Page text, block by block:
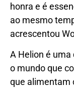
honra e é
ao mesmo
acrescentou
A Helion é
o mundo que
que alimentam